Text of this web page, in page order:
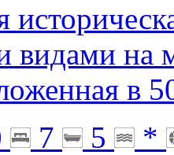
видами на
в
7 5
*